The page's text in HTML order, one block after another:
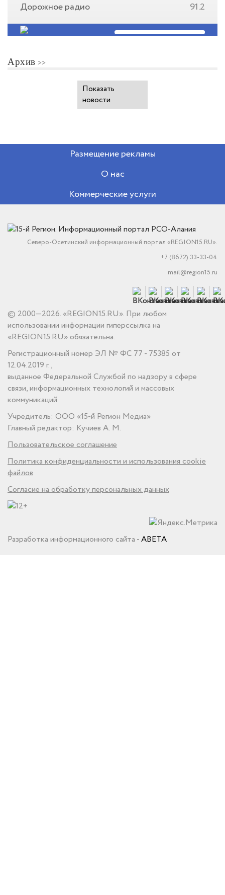
Дорожное радио
91.2
Архив
Показать
новости
Размещение рекламы
О нас
Коммерческие услуги
Северо-Осетинский информационный портал «REGION15.RU».
+7 (8672) 33-33-04
mail@region15.ru
© 2000—2026. «REGION15.RU». При любом
использовании информации гиперссылка на
«REGION15.RU» обязательна.
Регистрационный номер ЭЛ № ФС 77 - 75385 от
12.04.2019 г.,
выданное Федеральной Службой по надзору в сфере
связи, информационных технологий и массовых
коммуникаций
Учредитель: ООО «15-й Регион Медиа»
Главный редактор: Кучиев А. М.
Пользовательское соглашение
Политика конфиденциальности и использования cookie
файлов
Согласие на обработку персональных данных
Разработка информационного сайта -ABETA